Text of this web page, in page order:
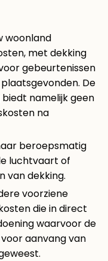
woonland
met dekking
gebeurtenissen
De
namelijk geen
na
beroepsmatig
luchtvaart of
van dekking.
voorziene
die in direct
waarvoor de
aanvang van